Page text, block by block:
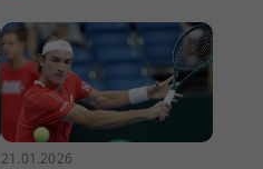
21.01.2026